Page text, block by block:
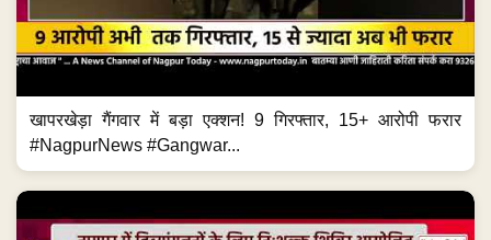
खापरखेड़ा गैंगवार में बड़ा एक्शन! 9 गिरफ्तार, 15+ आरोपी फरार
#NagpurNews #Gangwar...